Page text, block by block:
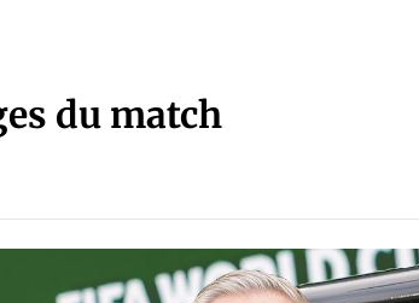
du match